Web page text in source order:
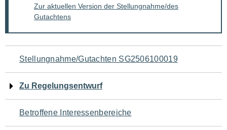
Zur aktuellen Version der Stellungnahme/des
Gutachtens
Navigation
für
den
Seiteninhalt
Stellungnahme/Gutachten SG2506100019
Zu Regelungsentwurf
Betroffene Interessenbereiche